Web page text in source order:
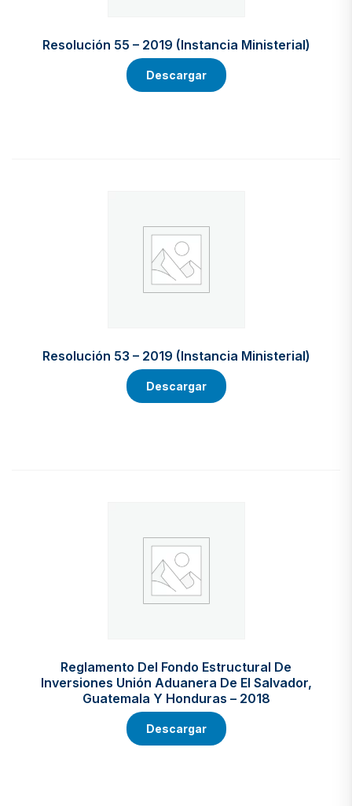
Resolución 55 – 2019 (Instancia Ministerial)
Descargar
Resolución 53 – 2019 (Instancia Ministerial)
Descargar
Reglamento Del Fondo Estructural De
Inversiones Unión Aduanera De El Salvador,
Guatemala Y Honduras – 2018
Descargar